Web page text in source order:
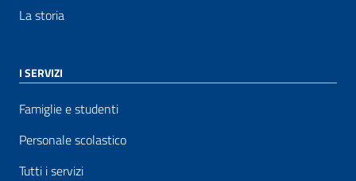
La storia
I SERVIZI
Famiglie e studenti
Personale scolastico
Tutti i servizi